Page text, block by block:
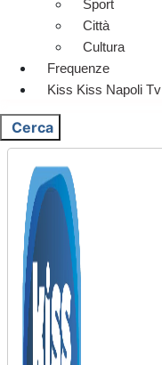
Sport
Città
Cultura
Frequenze
Kiss Kiss Napoli Tv
Cerca